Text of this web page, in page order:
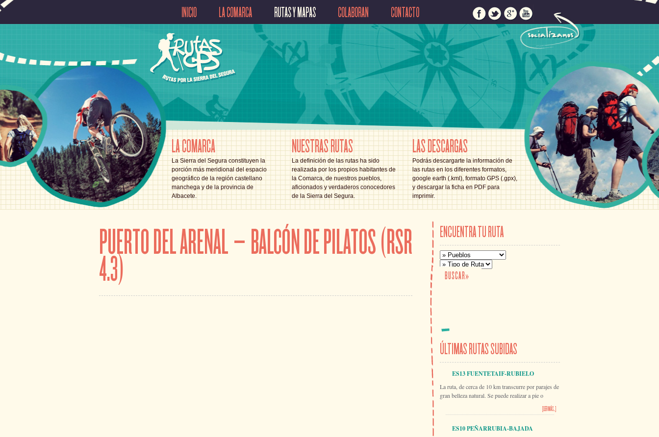
INICIO LA COMARCA RUTAS Y MAPAS COLABORAN CONTACTO
LA COMARCA
La Sierra del Segura constituyen la
porción más meridional del espacio
geográfico de la región castellano
manchega y de la provincia de
Albacete.
NUESTRAS RUTAS
La definición de las rutas ha sido
realizada por los propios habitantes de
la Comarca, de nuestros pueblos,
aficionados y verdaderos conocedores
de la Sierra del Segura.
LAS DESCARGAS
Podrás descargarte la información de
las rutas en los diferentes formatos,
google earth (.kml), formato GPS (.gpx),
y descargar la ficha en PDF para
imprimir.
PUERTO DEL ARENAL – BALCÓN DE PILATOS (RSR
4.3)
ENCUENTRA TU RUTA
ÚLTIMAS RUTAS SUBIDAS
ES13 FUENTETAIF-RUBIELO
La ruta, de cerca de 10 km transcurre por parajes de
gran belleza natural. Se puede realizar a pie o
[LEER MÁS...]
ES10 PEÑARRUBIA-BAJADA